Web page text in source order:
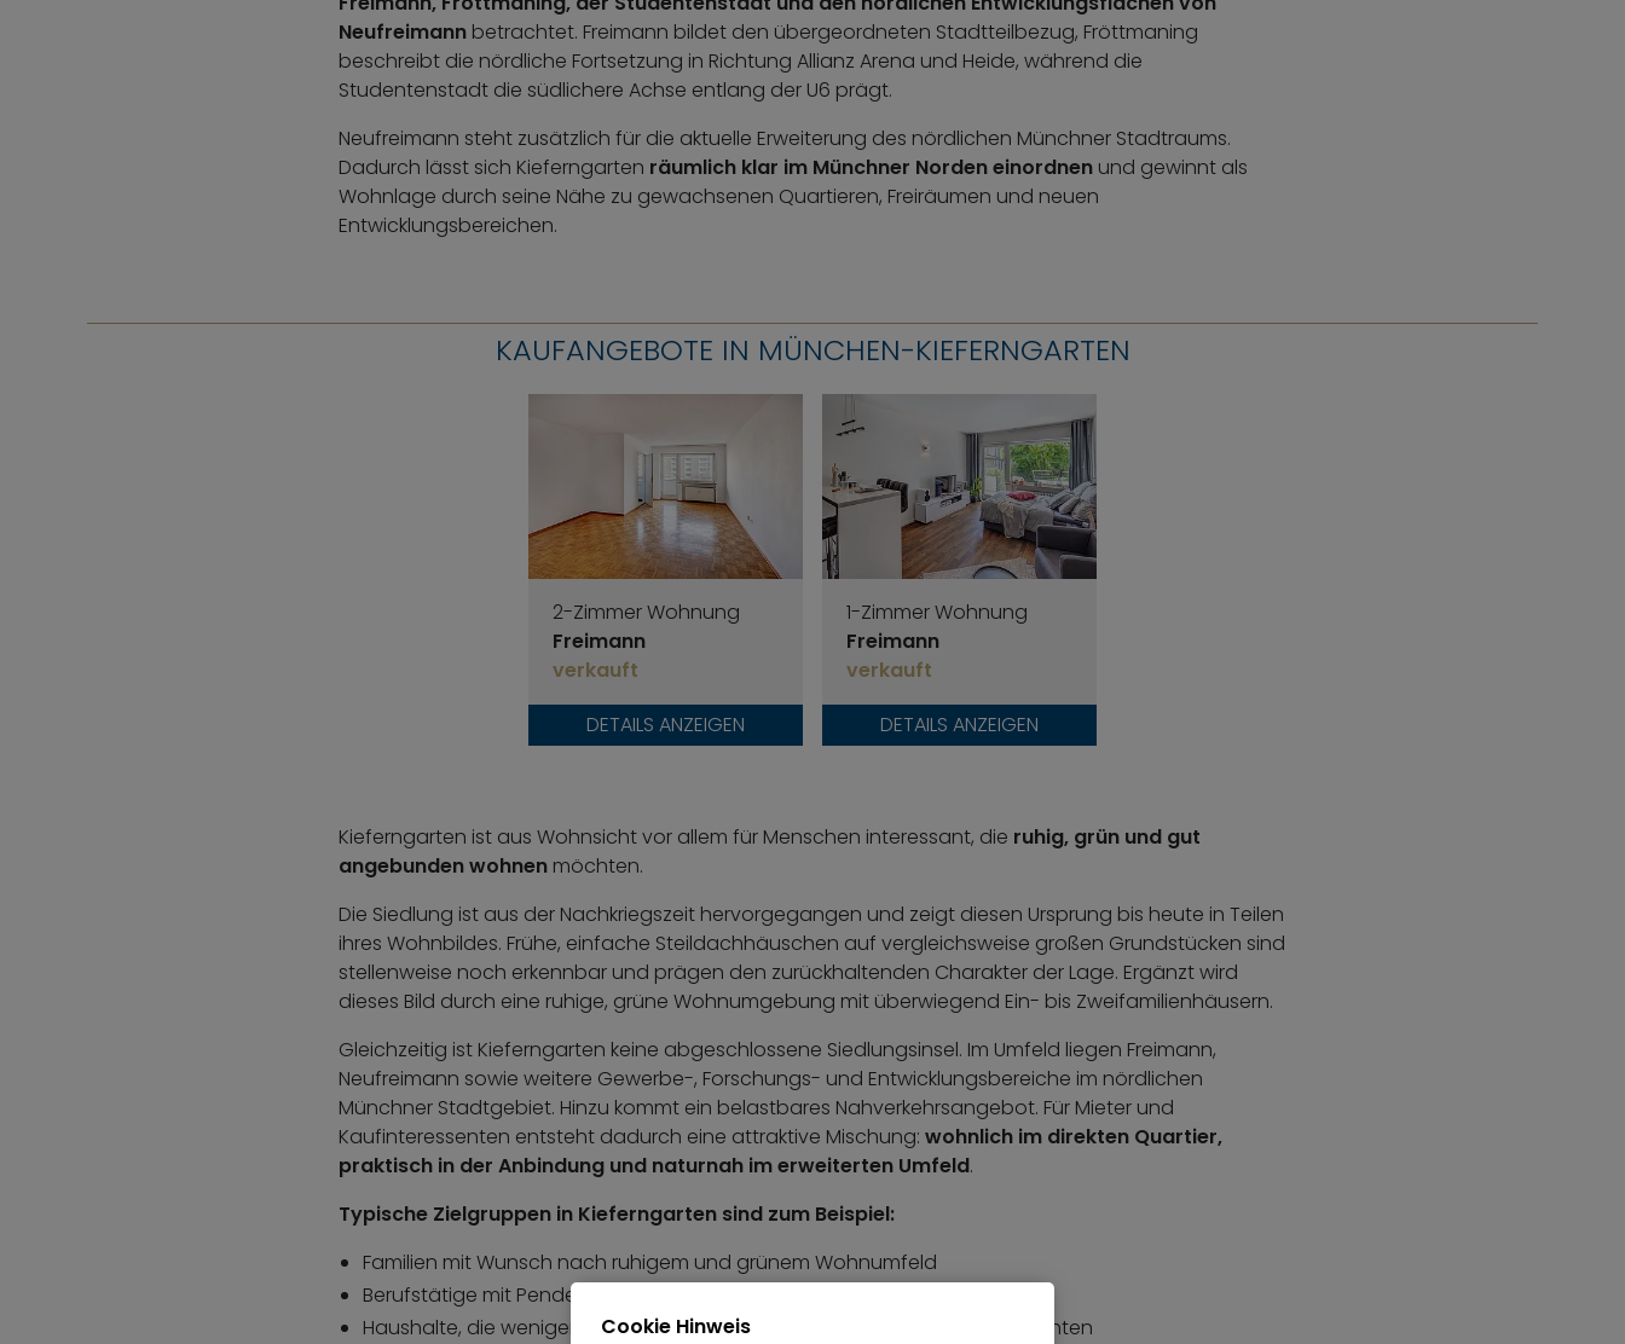
Neufreimann betrachtet. Freimann bildet den übergeordneten Stadtteilbezug, Fröttmaning
beschreibt die nördliche Fortsetzung in Richtung Allianz Arena und Heide, während die
Studentenstadt die südlichere Achse entlang der U6 prägt.
Neufreimann steht zusätzlich für die aktuelle Erweiterung des nördlichen Münchner Stadtraums.
Dadurch lässt sich Kieferngarten räumlich klar im Münchner Norden einordnen und gewinnt als
Wohnlage durch seine Nähe zu gewachsenen Quartieren, Freiräumen und neuen
Entwicklungsbereichen.
KAUFANGEBOTE IN MÜNCHEN-KIEFERNGARTEN
2-Zimmer Wohnung
Freimann
verkauft
DETAILS ANZEIGEN
1-Zimmer Wohnung
Freimann
verkauft
DETAILS ANZEIGEN
Kieferngarten ist aus Wohnsicht vor allem für Menschen interessant, die ruhig, grün und gut
angebunden wohnen möchten.
Die Siedlung ist aus der Nachkriegszeit hervorgegangen und zeigt diesen Ursprung bis heute in Teilen
ihres Wohnbildes. Frühe, einfache Steildachhäuschen auf vergleichsweise großen Grundstücken sind
stellenweise noch erkennbar und prägen den zurückhaltenden Charakter der Lage. Ergänzt wird
dieses Bild durch eine ruhige, grüne Wohnumgebung mit überwiegend Ein- bis Zweifamilienhäusern.
Gleichzeitig ist Kieferngarten keine abgeschlossene Siedlungsinsel. Im Umfeld liegen Freimann,
Neufreimann sowie weitere Gewerbe-, Forschungs- und Entwicklungsbereiche im nördlichen
Münchner Stadtgebiet. Hinzu kommt ein belastbares Nahverkehrsangebot. Für Mieter und
Kaufinteressenten entsteht dadurch eine attraktive Mischung: wohnlich im direkten Quartier,
praktisch in der Anbindung und naturnah im erweiterten Umfeld.
Typische Zielgruppen in Kieferngarten sind zum Beispiel:
Familien mit Wunsch nach ruhigem und grünem Wohnumfeld
Berufstätige mit Pendelbezug über die U6
Haushalte, die weniger dicht und stärker siedlungsbezogen wohnen möchten
Cookie Hinweis